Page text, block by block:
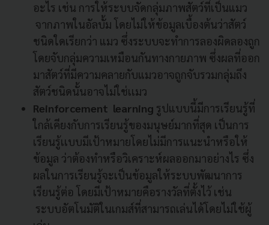
อะไร เช่น การให้ระบบจัดกลุ่มภาพสัตว์ที่เป็นแมว
จากภาพในอัลบั้ม โดยไม่ให้ข้อมูลเบื้องต้นว่าสัตว์
ชนิดใดเรียกว่า แมว ซึ่งระบบจะทำการลองผิดลองถูก
โดยจับกลุ่มความเหมือนกันทางกายภาพ ซึ่งผลที่ออก
มาสัตว์ที่มีความคลายกับแมวอาจถูกจับรวมกลุ่มถึง
สัตว์ชนิดนั้นอาจไม่ใช่เเมว
Reinforcement learning รูปแบบนี้มีการเรียนรู้ที่
ใกล้เคียงกับการเรียนรู้ของมนุษย์มากที่สุด เป็นการ
เรียนรู้เเบบมีเป้าหมายโดยไม่มีการแนะนำหรือให้
ข้อมูล ว่าต้องทำหรือวิเคราะห์ผลออกมาอย่างไร ซึ่ง
ผลในการเรียนรู้จะเป็นข้อมูลให้ระบบพัฒนาการ
เรียนรู้ต่อ โดยมีเป้าหมายคือรางวัลที่ตั้งไว้ เช่น
ระบบอัตโนมัติในเกมส์ที่สามารถเล่นได้โดยไม่ใช้ผู้